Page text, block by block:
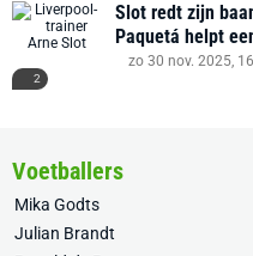
2
Slot redt zijn
Paquetá helpt
zo 30 nov. 2025,
Voetballers
Mika Godts
Julian Brandt